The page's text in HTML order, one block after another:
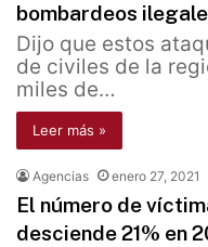
bombardeos
Dijo que estos
de civiles de la
miles de…
Leer más »
Agencias enero 27, 2021
El número de
desciende 21% en